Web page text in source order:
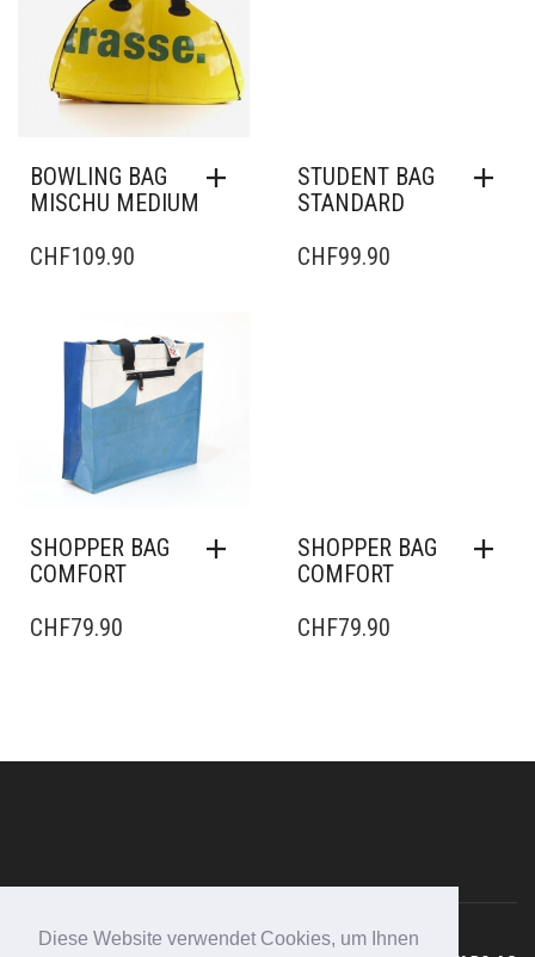
Diese Website verwendet Cookies, um Ihnen
BOWLING BAG
MISCHU MEDIUM
CHF109.90
STUDENT BAG
STANDARD
CHF99.90
SHOPPER BAG
COMFORT
CHF79.90
SHOPPER BAG
COMFORT
CHF79.90